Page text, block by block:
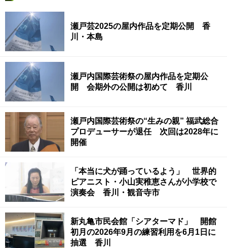
瀬戸芸2025の屋内作品を定期公開 香
川・本島
瀬戸内国際芸術祭の屋内作品を定期公
開 会期外の公開は初めて 香川
瀬戸内国際芸術祭の“生みの親” 福武総合
プロデューサーが退任 次回は2028年に
開催
「本当に犬が踊っているよう」 世界的
ピアニスト・小山実稚恵さんが小学校で
演奏会 香川・観音寺市
新丸亀市民会館「シアターマド」 開館
初月の2026年9月の練習利用を6月1日に
抽選 香川